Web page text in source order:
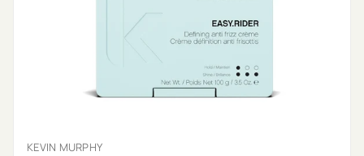
KEVIN MURPHY